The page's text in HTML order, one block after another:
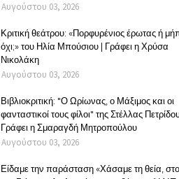
Αυγούστου 03, 2026
Κριτική θεάτρου: «Πορφυρένιος έρωτας ή
όχι;» του Ηλία Μπούσιου | Γράφει η Χρύσα
Νικολάκη
Αυγούστου 03, 2026
Βιβλιοκριτική: "Ο Ωρίωνας, ο Μάξιμος και οι
φανταστικοί τους φίλοι" της Στέλλας
Γράφει η Σμαραγδή Μητροπούλου
Αυγούστου 03, 2026
Είδαμε την παράσταση «Χάσαμε τη θεία,